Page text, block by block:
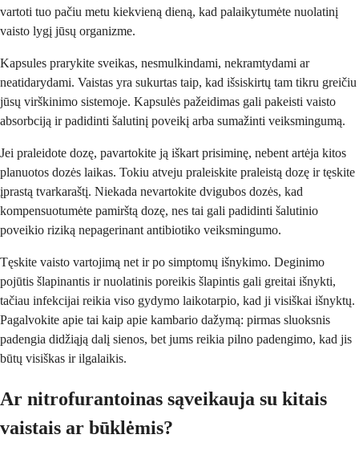
vartoti tuo pačiu metu kiekvieną dieną, kad palaikytumėte nuolatinį
vaisto lygį jūsų organizme.
Kapsules prarykite sveikas, nesmulkindami, nekramtydami ar
neatidarydami. Vaistas yra sukurtas taip, kad išsiskirtų tam tikru greičiu
jūsų virškinimo sistemoje. Kapsulės pažeidimas gali pakeisti vaisto
absorbciją ir padidinti šalutinį poveikį arba sumažinti veiksmingumą.
Jei praleidote dozę, pavartokite ją iškart prisiminę, nebent artėja kitos
planuotos dozės laikas. Tokiu atveju praleiskite praleistą dozę ir tęskite
įprastą tvarkaraštį. Niekada nevartokite dvigubos dozės, kad
kompensuotumėte pamirštą dozę, nes tai gali padidinti šalutinio
poveikio riziką nepagerinant antibiotiko veiksmingumo.
Tęskite vaisto vartojimą net ir po simptomų išnykimo. Deginimo
pojūtis šlapinantis ir nuolatinis poreikis šlapintis gali greitai išnykti,
tačiau infekcijai reikia viso gydymo laikotarpio, kad ji visiškai išnyktų.
Pagalvokite apie tai kaip apie kambario dažymą: pirmas sluoksnis
padengia didžiąją dalį sienos, bet jums reikia pilno padengimo, kad jis
būtų visiškas ir ilgalaikis.
Ar nitrofurantoinas sąveikauja su kitais
vaistais ar būklėmis?